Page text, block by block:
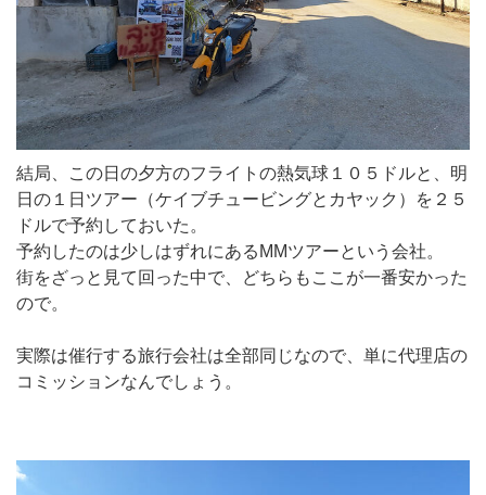
結局、この日の夕方のフライトの熱気球１０５ドルと、明
日の１日ツアー（ケイブチュービングとカヤック）を２５
ドルで予約しておいた。
予約したのは少しはずれにあるMMツアーという会社。
街をざっと見て回った中で、どちらもここが一番安かった
ので。
実際は催行する旅行会社は全部同じなので、単に代理店の
コミッションなんでしょう。